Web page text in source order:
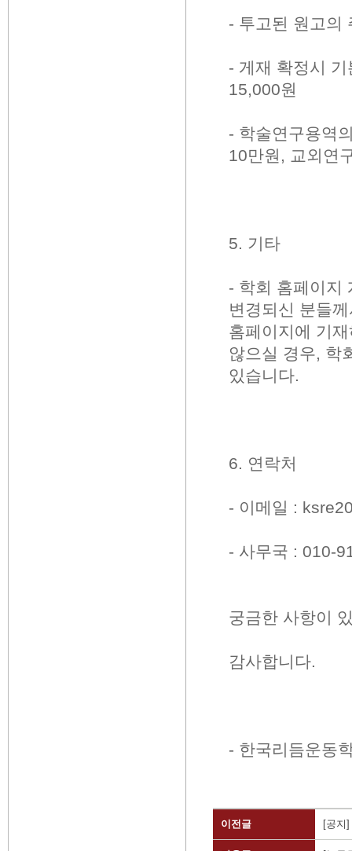
- 투고된 원고의
- 게재 확정시
15,000원
- 학술연구용역
10만원 , 교외연
5. 기타
- 학회 홈페이지
변경되신 분들
홈페이지에 기
않으실 경우, 학
있습니다.
6. 연락처
- 이메일 :
- 사무국 : 010-
궁금한 사항이
감사합니다.
- 한국리듬운동
이전글 [공지